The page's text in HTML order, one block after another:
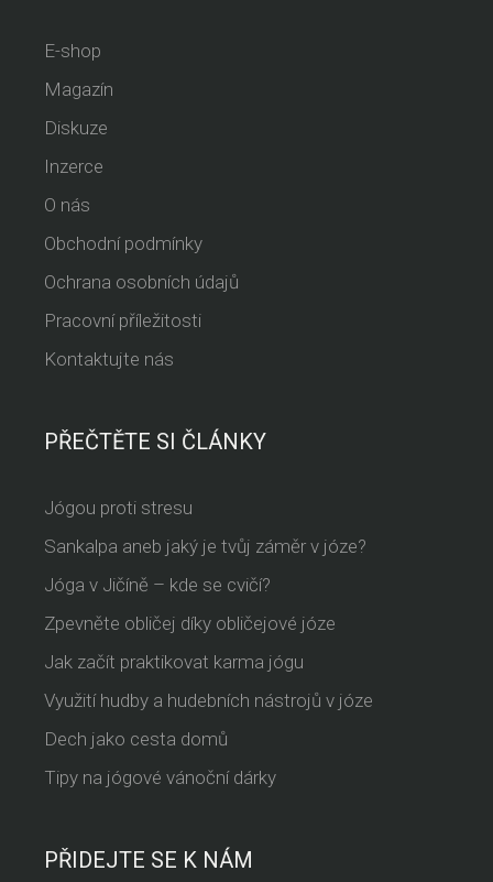
E-shop
Magazín
Diskuze
Inzerce
O nás
Obchodní podmínky
Ochrana osobních údajů
Pracovní příležitosti
Kontaktujte nás
PŘEČTĚTE SI ČLÁNKY
Jógou proti stresu
Sankalpa aneb jaký je tvůj záměr v józe?
Jóga v Jičíně – kde se cvičí?
Zpevněte obličej díky obličejové józe
Jak začít praktikovat karma jógu
Využití hudby a hudebních nástrojů v józe
Dech jako cesta domů
Tipy na jógové vánoční dárky
PŘIDEJTE SE K NÁM